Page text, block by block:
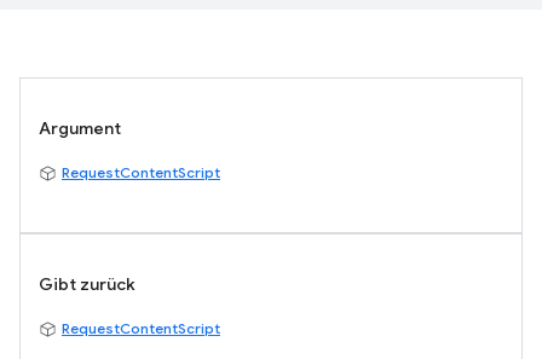
Argument
RequestContentScript
Gibt zurück
RequestContentScript